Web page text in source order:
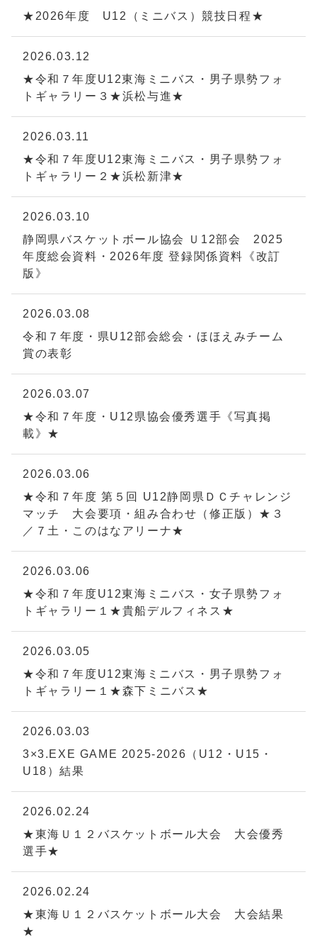
★2026年度 U12（ミニバス）競技日程★
2026.03.12
★令和７年度U12東海ミニバス・男子県勢フォ
トギャラリー３★浜松与進★
2026.03.11
★令和７年度U12東海ミニバス・男子県勢フォ
トギャラリー２★浜松新津★
2026.03.10
静岡県バスケットボール協会 Ｕ12部会 2025
年度総会資料・2026年度 登録関係資料《改訂
版》
2026.03.08
令和７年度・県U12部会総会・ほほえみチーム
賞の表彰
2026.03.07
★令和７年度・U12県協会優秀選手《写真掲
載》★
2026.03.06
★令和７年度 第５回 U12静岡県ＤＣチャレンジ
マッチ 大会要項・組み合わせ（修正版）★３
／７土・このはなアリーナ★
2026.03.06
★令和７年度U12東海ミニバス・女子県勢フォ
トギャラリー１★貴船デルフィネス★
2026.03.05
★令和７年度U12東海ミニバス・男子県勢フォ
トギャラリー１★森下ミニバス★
2026.03.03
3×3.EXE GAME 2025-2026（U12・U15・
U18）結果
2026.02.24
★東海Ｕ１２バスケットボール大会 大会優秀
選手★
2026.02.24
★東海Ｕ１２バスケットボール大会 大会結果
★